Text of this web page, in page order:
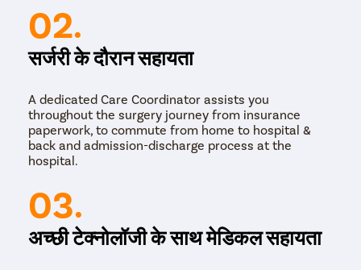
02.
सर्जरी के दौरान सहायता
A dedicated Care Coordinator assists you
throughout the surgery journey from insurance
paperwork, to commute from home to hospital &
back and admission-discharge process at the
hospital.
03.
अच्छी टेक्नोलॉजी के साथ मेडिकल सहायता